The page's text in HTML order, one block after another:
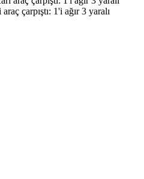
çarpıştı: 1'i ağır 3 yaralı